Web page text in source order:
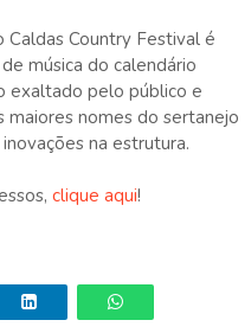
Caldas Country Festival é
música do calendário
exaltado pelo público e
maiores nomes do sertanejo
na estrutura.
clique aqui!